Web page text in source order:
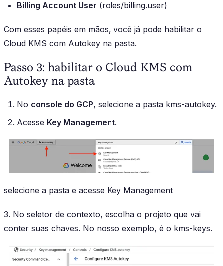
Billing Account User (roles/billing.user)
Com esses papéis em mãos, você já pode habilitar o
Cloud KMS com Autokey na pasta.
Passo 3: habilitar o Cloud KMS com
Autokey na pasta
No console do GCP, selecione a pasta kms-autokey.
Acesse Key Management.
selecione a pasta e acesse Key Management
3. No seletor de contexto, escolha o projeto que vai
conter suas chaves. No nosso exemplo, é o kms-keys.